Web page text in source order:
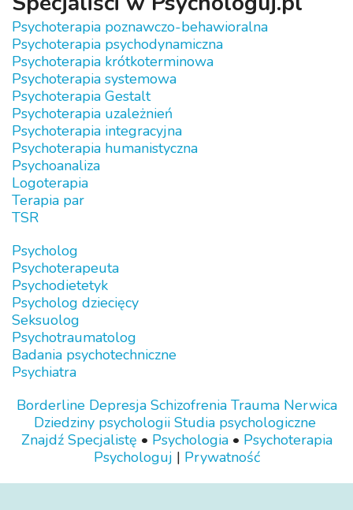
Psychoterapia poznawczo-behawioralna
Psychoterapia psychodynamiczna
Psychoterapia krótkoterminowa
Psychoterapia systemowa
Psychoterapia Gestalt
Psychoterapia uzależnień
Psychoterapia integracyjna
Psychoterapia humanistyczna
Psychoanaliza
Logoterapia
Terapia par
TSR
Psycholog
Psychoterapeuta
Psychodietetyk
Psycholog dziecięcy
Seksuolog
Psychotraumatolog
Badania psychotechniczne
Psychiatra
Borderline Depresja Schizofrenia Trauma Nerwica
Dziedziny psychologii Studia psychologiczne
Znajdź Specjalistę • Psychologia• Psychoterapia
Psychologuj | Prywatność